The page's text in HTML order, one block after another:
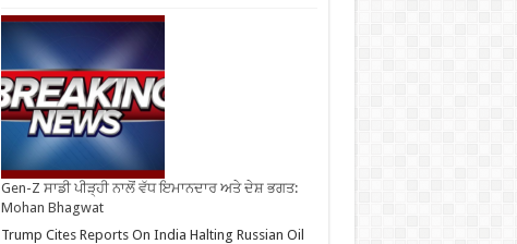
Gen-Z ਸਾਡੀ ਪੀੜ੍ਹੀ ਨਾਲੋਂ ਵੱਧ ਇਮਾਨਦਾਰ ਅਤੇ ਦੇਸ਼ ਭਗਤ:
Mohan Bhagwat
Trump Cites Reports On India Halting Russian Oil